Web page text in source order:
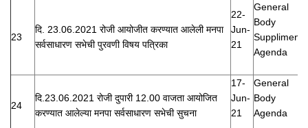
23
दि. 23.06.2021 रोजी आयोजीत करण्यात आलेली मनपा
सर्वसाधारण सभेची पुरवणी विषय पत्रिका
22-
Jun-
21
General
Body
Suppliment
Agenda
24
दि.23.06.2021 रोजी दुपारी 12.00 वाजता आयोजित
करण्यात आलेल्या मनपा सर्वसाधारण सभेची सुचना
17-
Jun-
21
General
Body
Agenda